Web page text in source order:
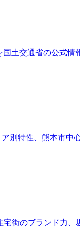
土交通省の公式情
別特性、熊本市
街のブランド力